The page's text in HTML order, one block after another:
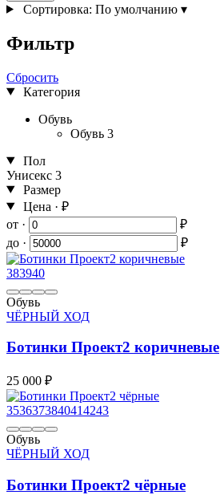
Сортировка: По умолчанию ▾
Фильтр
Сбросить
Категория
Обувь
Обувь 3
Пол
Унисекс 3
Размер
Цена · ₽
от ·
₽
до ·
₽
383940
Обувь
ЧЁРНЫЙ ХОД
Ботинки Проект2 коричневые
25 000 ₽
3536373840414243
Обувь
ЧЁРНЫЙ ХОД
Ботинки Проект2 чёрные